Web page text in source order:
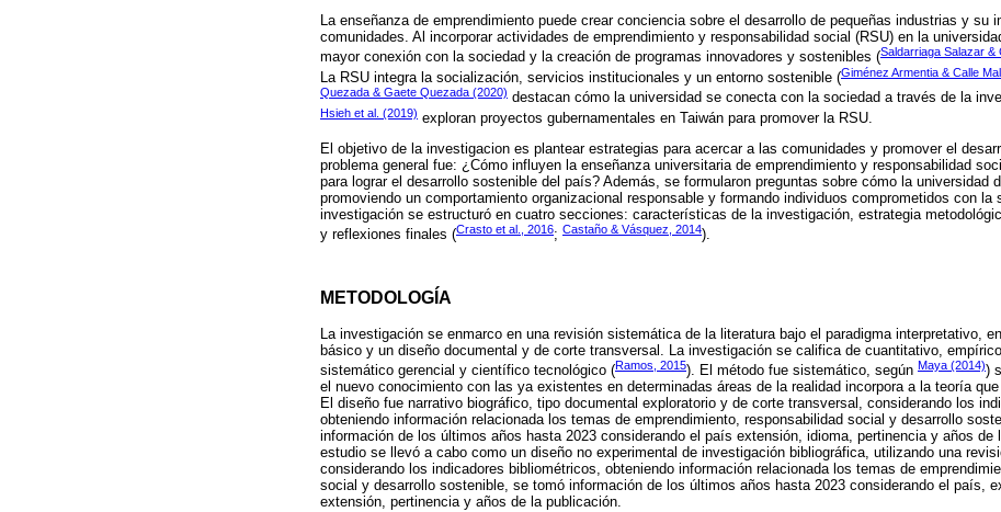
La enseñanza de emprendimiento puede crear conciencia sobre el desarrollo de pequeñas industrias y su
comunidades. Al incorporar actividades de emprendimiento y responsabilidad social (RSU) en la
mayor conexión con la sociedad y la creación de programas innovadores y sostenibles (Saldarriaga Salazar
La RSU integra la socialización, servicios institucionales y un entorno sostenible (Giménez Armentia & Calle
Quezada & Gaete Quezada (2020) destacan cómo la universidad se conecta con la sociedad a través de la
Hsieh et al. (2019) exploran proyectos gubernamentales en Taiwán para promover la RSU.
El objetivo de la investigacion es plantear estrategias para acercar a las comunidades y promover el
problema general fue: ¿Cómo influyen la enseñanza universitaria de emprendimiento y responsabilidad
para lograr el desarrollo sostenible del país? Además, se formularon preguntas sobre cómo la universidad
promoviendo un comportamiento organizacional responsable y formando individuos comprometidos con la
investigación se estructuró en cuatro secciones: características de la investigación, estrategia
y reflexiones finales (Crasto et al., 2016; Castaño & Vásquez, 2014).
METODOLOGÍA
La investigación se enmarco en una revisión sistemática de la literatura bajo el paradigma interpretativo,
básico y un diseño documental y de corte transversal. La investigación se califica de cuantitativo,
sistemático gerencial y científico tecnológico (Ramos, 2015). El método fue sistemático, según Maya (2014))
el nuevo conocimiento con las ya existentes en determinadas áreas de la realidad incorpora a la teoría
El diseño fue narrativo biográfico, tipo documental exploratorio y de corte transversal, considerando los
obteniendo información relacionada los temas de emprendimiento, responsabilidad social y desarrollo
información de los últimos años hasta 2023 considerando el país extensión, idioma, pertinencia y años de
estudio se llevó a cabo como un diseño no experimental de investigación bibliográfica, utilizando una
considerando los indicadores bibliométricos, obteniendo información relacionada los temas de
social y desarrollo sostenible, se tomó información de los últimos años hasta 2023 considerando el país,
extensión, pertinencia y años de la publicación.